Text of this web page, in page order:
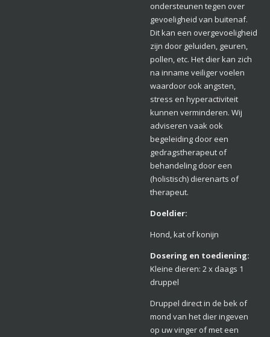
ondersteunen tegen over
gevoeligheid van buitenaf.
Dit kan een overgevoeligheid
zijn door geluiden, geuren,
pollen, etc. Het dier kan zich
na inname veiliger voelen
waardoor ook angsten,
stress en hyperactiviteit
kunnen verminderen. Wij
adviseren vaak ook
begeleiding door een
gedragstherapeut of
behandeling door een
(holistisch) dierenarts of
therapeut.
Doeldier:
Hond, kat of konijn
Dosering en toediening:
Kleine dieren: 2 x daags 1
druppel
Druppel direct in de bek of
mond van het dier ingeven
op uw vinger of met een